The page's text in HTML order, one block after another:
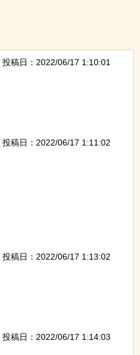
投稿日：2022/06/17 1:10:01
投稿日：2022/06/17 1:11:02
投稿日：2022/06/17 1:13:02
投稿日：2022/06/17 1:14:03